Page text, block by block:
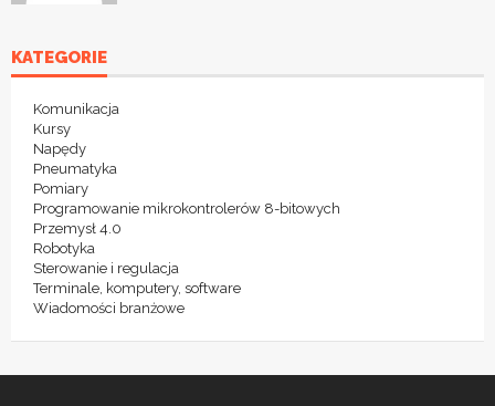
KATEGORIE
Komunikacja
Kursy
Napędy
Pneumatyka
Pomiary
Programowanie mikrokontrolerów 8-bitowych
Przemysł 4.0
Robotyka
Sterowanie i regulacja
Terminale, komputery, software
Wiadomości branżowe